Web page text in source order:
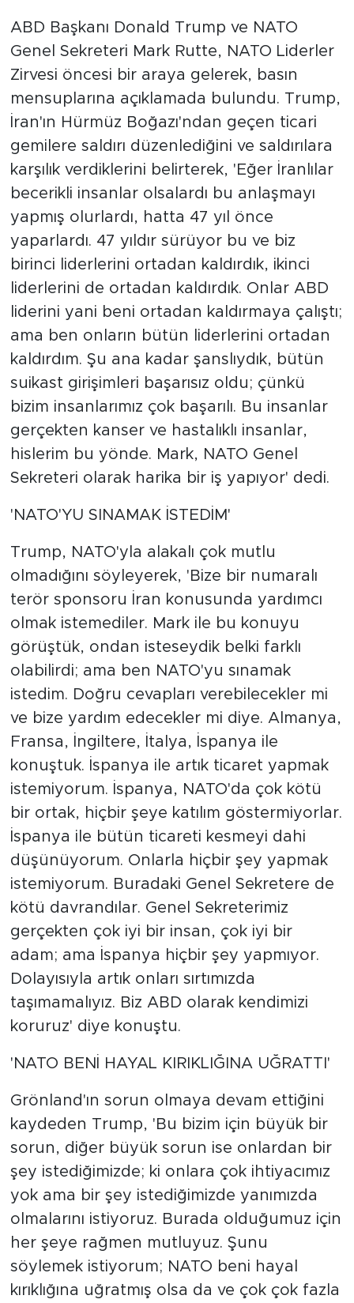
ABD Başkanı Donald Trump ve NATO
Genel Sekreteri Mark Rutte, NATO Liderler
Zirvesi öncesi bir araya gelerek, basın
mensuplarına açıklamada bulundu. Trump,
İran'ın Hürmüz Boğazı'ndan geçen ticari
gemilere saldırı düzenlediğini ve saldırılara
karşılık verdiklerini belirterek, 'Eğer İranlılar
becerikli insanlar olsalardı bu anlaşmayı
yapmış olurlardı, hatta 47 yıl önce
yaparlardı. 47 yıldır sürüyor bu ve biz
birinci liderlerini ortadan kaldırdık, ikinci
liderlerini de ortadan kaldırdık. Onlar ABD
liderini yani beni ortadan kaldırmaya çalıştı;
ama ben onların bütün liderlerini ortadan
kaldırdım. Şu ana kadar şanslıydık, bütün
suikast girişimleri başarısız oldu; çünkü
bizim insanlarımız çok başarılı. Bu insanlar
gerçekten kanser ve hastalıklı insanlar,
hislerim bu yönde. Mark, NATO Genel
Sekreteri olarak harika bir iş yapıyor' dedi.
'NATO'YU SINAMAK İSTEDİM'
Trump, NATO'yla alakalı çok mutlu
olmadığını söyleyerek, 'Bize bir numaralı
terör sponsoru İran konusunda yardımcı
olmak istemediler. Mark ile bu konuyu
görüştük, ondan isteseydik belki farklı
olabilirdi; ama ben NATO'yu sınamak
istedim. Doğru cevapları verebilecekler mi
ve bize yardım edecekler mi diye. Almanya,
Fransa, İngiltere, İtalya, İspanya ile
konuştuk. İspanya ile artık ticaret yapmak
istemiyorum. İspanya, NATO'da çok kötü
bir ortak, hiçbir şeye katılım göstermiyorlar.
İspanya ile bütün ticareti kesmeyi dahi
düşünüyorum. Onlarla hiçbir şey yapmak
istemiyorum. Buradaki Genel Sekretere de
kötü davrandılar. Genel Sekreterimiz
gerçekten çok iyi bir insan, çok iyi bir
adam; ama İspanya hiçbir şey yapmıyor.
Dolayısıyla artık onları sırtımızda
taşımamalıyız. Biz ABD olarak kendimizi
koruruz' diye konuştu.
'NATO BENİ HAYAL KIRIKLIĞINA UĞRATTI'
Grönland'ın sorun olmaya devam ettiğini
kaydeden Trump, 'Bu bizim için büyük bir
sorun, diğer büyük sorun ise onlardan bir
şey istediğimizde; ki onlara çok ihtiyacımız
yok ama bir şey istediğimizde yanımızda
olmalarını istiyoruz. Burada olduğumuz için
her şeye rağmen mutluyuz. Şunu
söylemek istiyorum; NATO beni hayal
kırıklığına uğratmış olsa da ve çok çok fazla